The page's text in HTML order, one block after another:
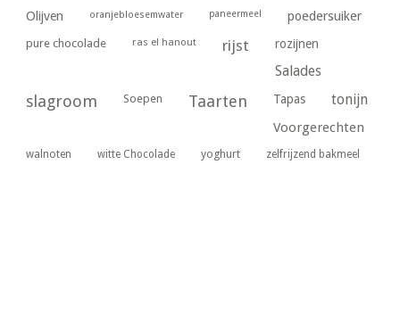
Olijven oranjebloesemwater paneermeel poedersuiker
pure chocolade ras el hanout rijst rozijnen
Salades
slagroom Soepen Taarten Tapas tonijn
Voorgerechten
walnoten witte Chocolade yoghurt zelfrijzend bakmeel